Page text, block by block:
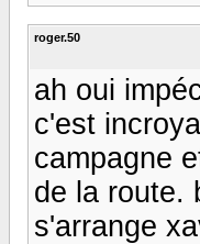
roger.50
ah oui
c'est
campagne
de la route.
s'arrange